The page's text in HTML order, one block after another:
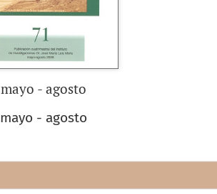
mayo - agosto
mayo - agosto